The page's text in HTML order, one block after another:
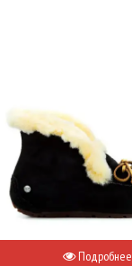
Подробнее